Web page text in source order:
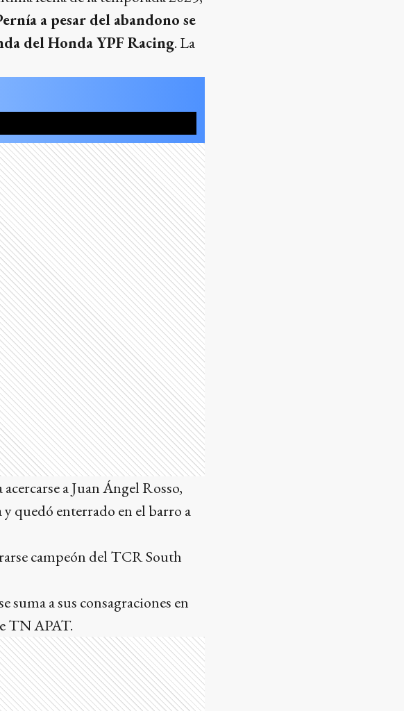
a pesar del abandono se
del Honda YPF Racing. La
a Juan Ángel Rosso,
quedó enterrado en el barro a
campeón del TCR South
a sus consagraciones en
TN APAT.